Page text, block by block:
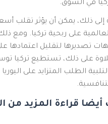
في السوق.
إلى ذلك، يمكن أن يؤثر تقلب
على ربحية تركيا. ومع
تصديرها لتقليل اعتمادها
على ذلك، تستطيع تركيا
لتلبية الطلب المتزايد على
قراءة المزيد من